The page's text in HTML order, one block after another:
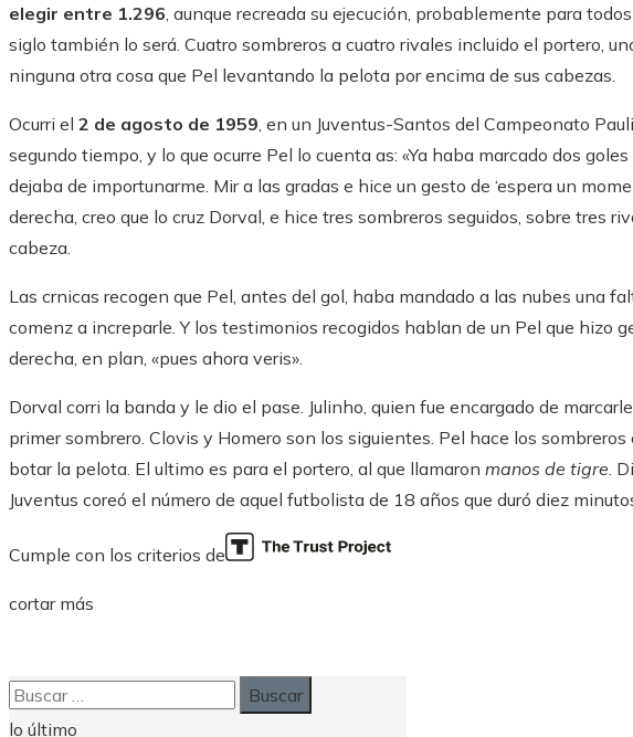
elegir entre 1.296 , aunque recreada su ejecución, probablemente para
siglo también lo será. Cuatro sombreros a cuatro rivales incluido el portero,
ninguna otra cosa que Pel levantando la pelota por encima de sus cabezas.
Ocurri el 2 de agosto de 1959 , en un Juventus-Santos del Campeonato
segundo tiempo, y lo que ocurre Pel lo cuenta as: «Ya haba marcado dos
dejaba de importunarme. Mir a las gradas e hice un gesto de ‘espera un
derecha, creo que lo cruz Dorval, e hice tres sombreros seguidos, sobre tres
cabeza.
Las crnicas recogen que Pel, antes del gol, haba mandado a las nubes una
comenz a increparle. Y los testimonios recogidos hablan de un Pel que hizo
derecha, en plan, «pues ahora veris».
Dorval corri la banda y le dio el pase. Julinho, quien fue encargado de
primer sombrero. Clovis y Homero son los siguientes. Pel hace los
botar la pelota. El ultimo es para el portero, al que llamaron manos de tigre .
Juventus coreó el número de aquel futbolista de 18 años que duró diez
Cumple con los criterios de
cortar más
Buscar:
lo último